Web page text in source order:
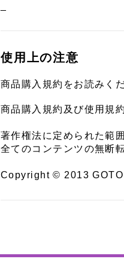
使用上の注意
商品購入規約をお読みく
商品購入規約及び使用規
著作権法に定められた範
全てのコンテンツの無断
Copyright © 2013